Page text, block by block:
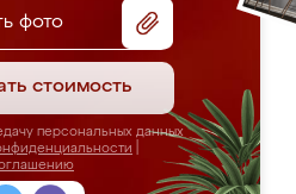
фото
стоимость
персональных данных